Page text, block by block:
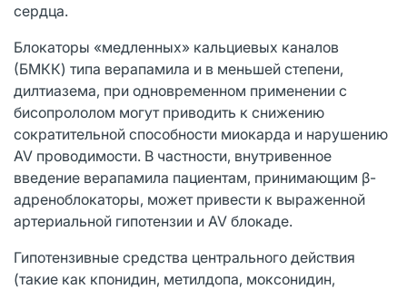
сердца.
Блокаторы «медленных» кальциевых каналов
(БМКК) типа верапамила и в меньшей степени,
дилтиазема, при одновременном применении с
бисопрололом могут приводить к снижению
сократительной способности миокарда и нарушению
AV проводимости. В частности, внутривенное
введение верапамила пациентам, принимающим β-
адреноблокаторы, может привести к выраженной
артериальной гипотензии и AV блокаде.
Гипотензивные средства центрального действия
(такие как кпонидин, метилдопа, моксонидин,